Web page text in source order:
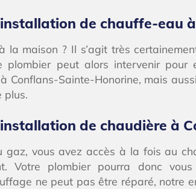
de chauffe-eau
la maison ? Il s’agit très
plombier peut alors intervenir
Conflans-Sainte-Honorine, mais
plus.
de chaudière à
gaz, vous avez accès à la fois au
Votre plombier pourra donc
ne peut pas être réparé, notre